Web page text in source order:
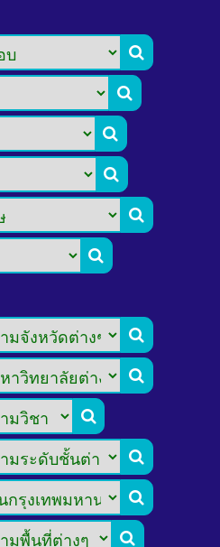











